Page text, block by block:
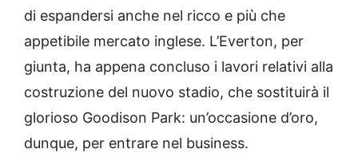
di espandersi anche nel ricco e più che
appetibile mercato inglese. L’Everton, per
giunta, ha appena concluso i lavori relativi alla
costruzione del nuovo stadio, che sostituirà il
glorioso Goodison Park: un’occasione d’oro,
dunque, per entrare nel business.